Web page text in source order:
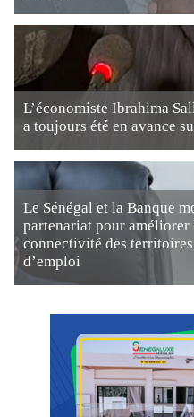
L’économiste Ibrahima
a toujours été en avance
Le Sénégal et la Banque
partenariat pour
connectivité des
d’emploi